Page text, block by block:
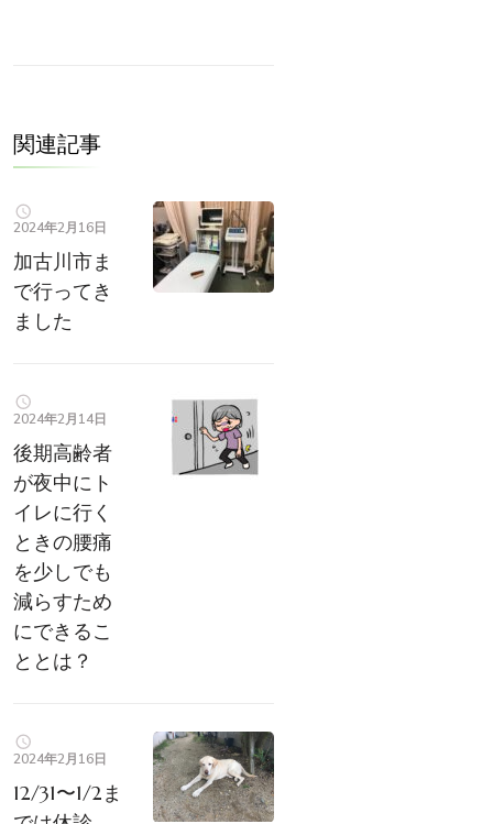
関連記事
2024年2月16日
加古川市ま
で行ってき
ました
2024年2月14日
後期高齢者
が夜中にト
イレに行く
ときの腰痛
を少しでも
減らすため
にできるこ
ととは？
2024年2月16日
12/31〜1/2ま